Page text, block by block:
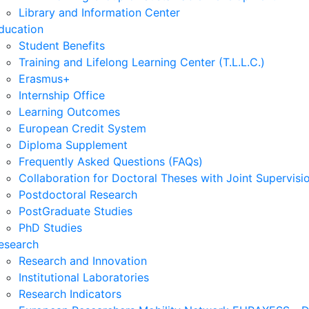
Library and Information Center
Student Benefits
Training and Lifelong Learning Center (T.L.L.C.)
Erasmus+
Internship Office
Learning Outcomes
European Credit System
Diploma Supplement
Frequently Asked Questions (FAQs)
Collaboration for Doctoral Theses with Joint
Postdoctoral Research
PostGraduate Studies
PhD Studies
Research and Innovation
Institutional Laboratories
Research Indicators